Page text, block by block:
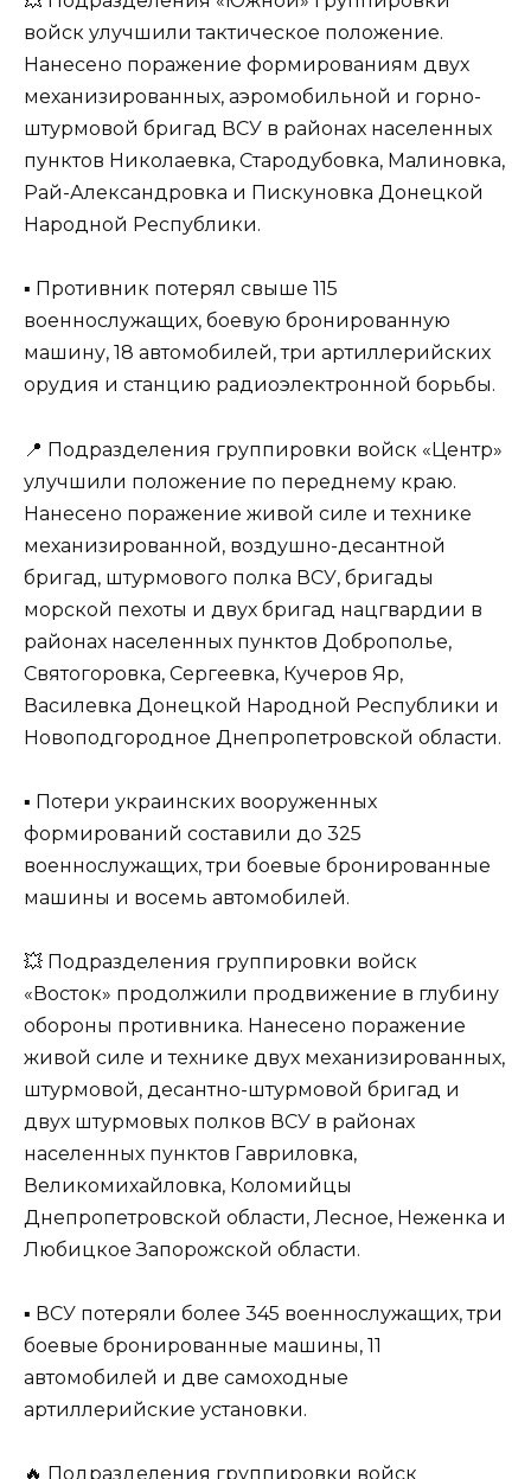
войск улучшили тактическое положение.
Нанесено поражение формированиям двух
механизированных, аэромобильной и горно-
штурмовой бригад ВСУ в районах населенных
пунктов Николаевка, Стародубовка, Малиновка,
Рай-Александровка и Пискуновка Донецкой
Народной Республики.
▪️ Противник потерял свыше 115
военнослужащих, боевую бронированную
машину, 18 автомобилей, три артиллерийских
орудия и станцию радиоэлектронной борьбы.
📍 Подразделения группировки войск «Центр»
улучшили положение по переднему краю.
Нанесено поражение живой силе и технике
механизированной, воздушно-десантной
бригад, штурмового полка ВСУ, бригады
морской пехоты и двух бригад нацгвардии в
районах населенных пунктов Доброполье,
Святогоровка, Сергеевка, Кучеров Яр,
Василевка Донецкой Народной Республики и
Новоподгородное Днепропетровской области.
▪️ Потери украинских вооруженных
формирований составили до 325
военнослужащих, три боевые бронированные
машины и восемь автомобилей.
💥 Подразделения группировки войск
«Восток» продолжили продвижение в глубину
обороны противника. Нанесено поражение
живой силе и технике двух механизированных,
штурмовой, десантно-штурмовой бригад и
двух штурмовых полков ВСУ в районах
населенных пунктов Гавриловка,
Великомихайловка, Коломийцы
Днепропетровской области, Лесное, Неженка и
Любицкое Запорожской области.
▪️ ВСУ потеряли более 345 военнослужащих, три
боевые бронированные машины, 11
автомобилей и две самоходные
артиллерийские установки.
🔥 Подразделения группировки войск